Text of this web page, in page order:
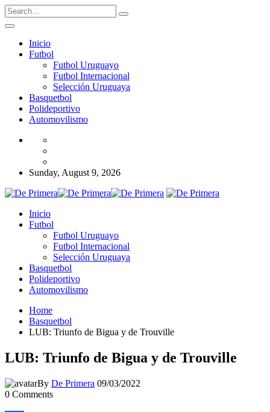
Inicio
Futbol
Futbol Uruguayo
Futbol Internacional
Selección Uruguaya
Basquetbol
Polideportivo
Automovilismo
Sunday, August 9, 2026
Inicio
Futbol
Futbol Uruguayo
Futbol Internacional
Selección Uruguaya
Basquetbol
Polideportivo
Automovilismo
Home
Basquetbol
LUB: Triunfo de Bigua y de Trouville
LUB: Triunfo de Bigua y de Trouville
By De Primera 09/03/2022
0 Comments